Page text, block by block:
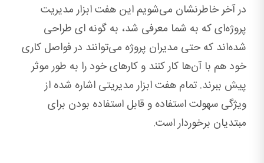
در آخر خاطرنشان می‌شویم این هفت ابزار مدیریت
پروژه‌ای که به‌ شما معرفی شد، به ‌گونه ای طراحی
شده‌اند که حتی مدیران پروژه می‌توانند در فواصل کاری
خود هم با آن‌ها کار کنند و کارهای خود را به طور موثر
پیش ببرند. تمام هفت ابزار مدیریتی اشاره شده از
ویژگی سهولت استفاده و قابل استفاده بودن برای
مبتدیان برخوردار است.